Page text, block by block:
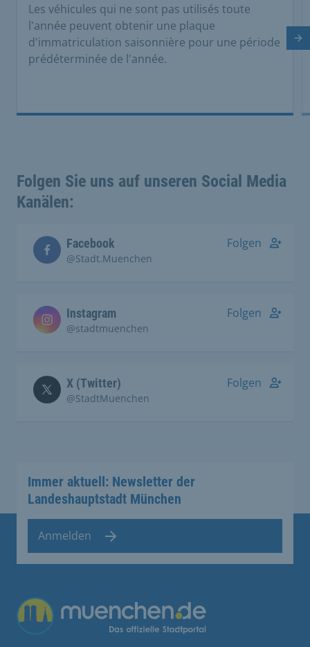
Les véhicules qui ne sont pas utilisés toute
l'année peuvent obtenir une plaque
d'immatriculation saisonnière pour une période
prédéterminée de l'année.
Folgen Sie uns auf unseren Social Media
Kanälen:
Facebook
@Stadt.Muenchen
Folgen
Instagram
@stadtmuenchen
Folgen
X (Twitter)
@StadtMuenchen
Folgen
Immer aktuell: Newsletter der
Landeshauptstadt München
Anmelden
Übergreifende Links